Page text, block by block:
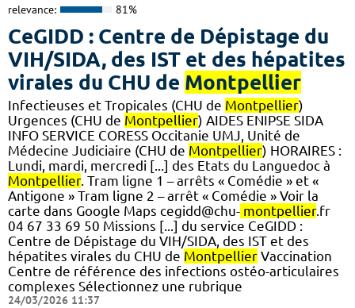
relevance: 81%
CeGIDD : Centre de Dépistage du
VIH/SIDA, des IST et des hépatites
virales du CHU de Montpellier
Infectieuses et Tropicales (CHU de Montpellier)
Urgences (CHU de Montpellier) AIDES ENIPSE SIDA
INFO SERVICE CORESS Occitanie UMJ, Unité de
Médecine Judiciaire (CHU de Montpellier) HORAIRES :
Lundi, mardi, mercredi [...] des Etats du Languedoc à
Montpellier. Tram ligne 1 – arrêts « Comédie » et «
Antigone » Tram ligne 2 – arrêt « Comédie » Voir la
carte dans Google Maps cegidd@chu- montpellier.fr
04 67 33 69 50 Missions [...] du service CeGIDD :
Centre de Dépistage du VIH/SIDA, des IST et des
hépatites virales du CHU de Montpellier Vaccination
Centre de référence des infections ostéo-articulaires
complexes Sélectionnez une rubrique
24/03/2026 11:37